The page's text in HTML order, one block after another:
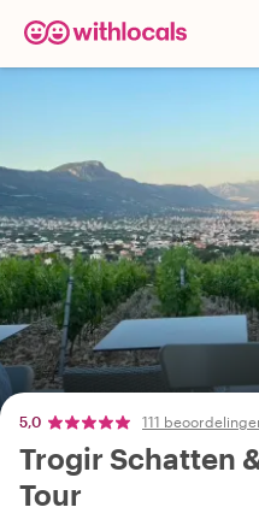
5,0 111
Trogir Schatten
Tour